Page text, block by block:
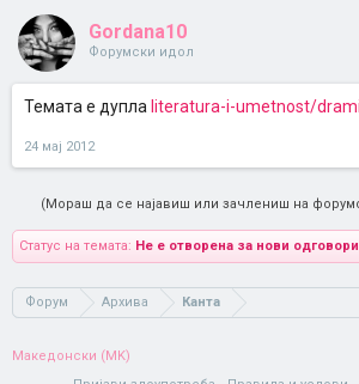
Gordana10
Форумски идол
Темата е дупла literatura-i-umetnost/
24 мај 2012
(Мораш да се најавиш или зачлениш на
Статус на темата: Не е отворена за нови
Форум Архива Канта
Македонски (MK)